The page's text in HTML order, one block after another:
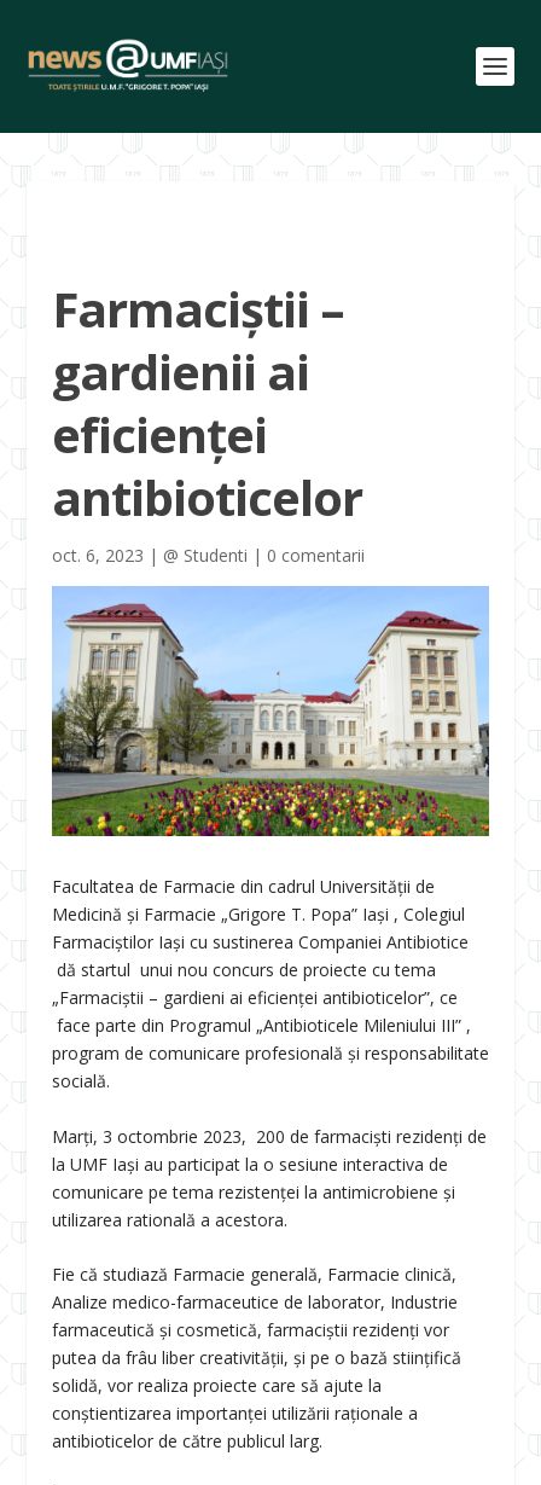
Farmaciştii –
gardienii ai
eficienţei
antibioticelor
oct. 6, 2023 | @ Studenti | 0 comentarii
Facultatea de Farmacie din cadrul Universității de
Medicină și Farmacie „Grigore T. Popa” Iași , Colegiul
Farmaciștilor Iași cu sustinerea Companiei Antibiotice
dă startul unui nou concurs de proiecte cu tema
„Farmaciștii – gardieni ai eficienței antibioticelor”, ce
face parte din Programul „Antibioticele Mileniului III” ,
program de comunicare profesională și responsabilitate
socială.
Marți, 3 octombrie 2023, 200 de farmaciști rezidenți de
la UMF Iași au participat la o sesiune interactiva de
comunicare pe tema rezistenței la antimicrobiene și
utilizarea ratională a acestora.
Fie că studiază Farmacie generală, Farmacie clinică,
Analize medico-farmaceutice de laborator, Industrie
farmaceutică și cosmetică, farmaciștii rezidenți vor
putea da frâu liber creativității, și pe o bază stiințifică
solidă, vor realiza proiecte care să ajute la
conștientizarea importanței utilizării raționale a
antibioticelor de către publicul larg.